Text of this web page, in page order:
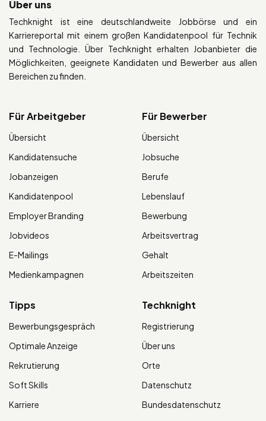
Über uns
Techknight ist eine deutschlandweite Jobbörse und ein
Karriereportal mit einem großen Kandidatenpool für Technik
und Technologie. Über Techknight erhalten Jobanbieter die
Möglichkeiten, geeignete Kandidaten und Bewerber aus allen
Bereichen zu finden.
Für Arbeitgeber
Übersicht
Kandidatensuche
Jobanzeigen
Kandidatenpool
Employer Branding
Jobvideos
E-Mailings
Medienkampagnen
Für Bewerber
Übersicht
Jobsuche
Berufe
Lebenslauf
Bewerbung
Arbeitsvertrag
Gehalt
Arbeitszeiten
Tipps
Bewerbungsgespräch
Optimale Anzeige
Rekrutierung
Soft Skills
Karriere
Techknight
Registrierung
Über uns
Orte
Datenschutz
Bundesdatenschutz